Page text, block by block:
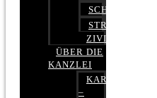
SCHUFARECHT
STRAFRECHT
ZIVILRECHT
ÜBER DIE
KANZLEI
KARRIERE
–